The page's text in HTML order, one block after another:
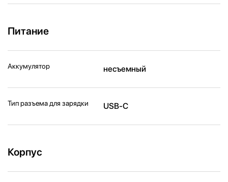
Питание
Аккумулятор несъемный
Тип разъема для зарядки USB-C
Корпус